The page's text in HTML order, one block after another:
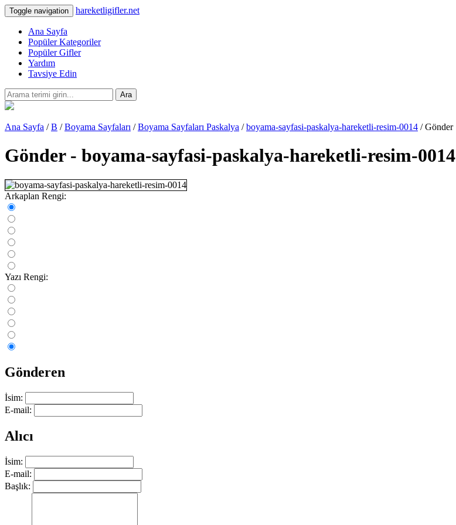
Toggle navigation hareketligifler.net
Ana Sayfa
Popüler Kategoriler
Popüler Gifler
Yardım
Tavsiye Edin
Ara
Ana Sayfa /B /Boyama Sayfaları /Boyama Sayfaları Paskalya /boyama-sayfasi-paskalya-hareketli-resim-0014 / Gönder
Gönder - boyama-sayfasi-paskalya-hareketli-resim-0014
Arkaplan Rengi:
Yazı Rengi:
Gönderen
İsim:
E-mail:
Alıcı
İsim:
E-mail:
Başlık: